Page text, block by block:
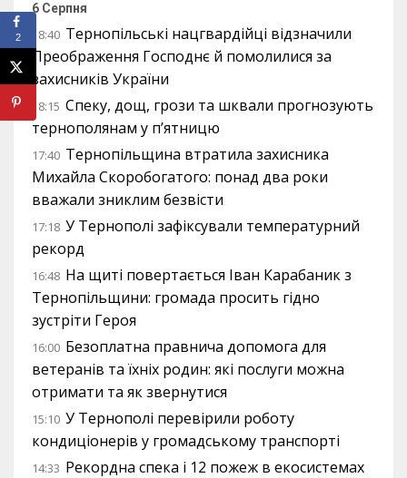
6 Серпня
18:40 Тернопільські нацгвардійці відзначили
Преображення Господнє й помолилися за
захисників України
18:15 Спеку, дощ, грози та шквали прогнозують
тернополянам у п’ятницю
17:40 Тернопільщина втратила захисника
Михайла Скоробогатого: понад два роки
вважали зниклим безвісти
17:18 У Тернополі зафіксували температурний
рекорд
16:48 На щиті повертається Іван Карабаник з
Тернопільщини: громада просить гідно
зустріти Героя
16:00 Безоплатна правнича допомога для
ветеранів та їхніх родин: які послуги можна
отримати та як звернутися
15:10 У Тернополі перевірили роботу
кондиціонерів у громадському транспорті
14:33 Рекордна спека і 12 пожеж в екосистемах
2